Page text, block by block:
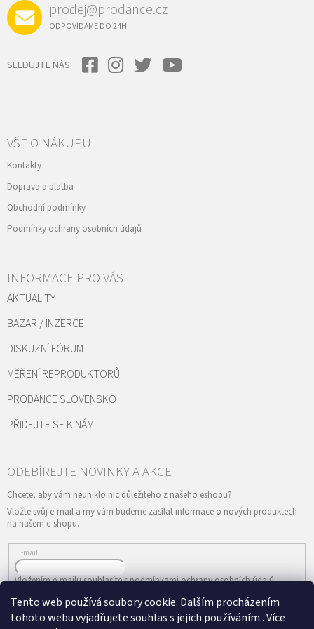
Tento web používá soubory cookie. Dalším procházením
tohoto webu vyjadřujete souhlas s jejich používáním.. Více
prodej@prodance.cz
ODPOVÍDÁME DO 24H
SLEDUJTE NÁS:
VŠE O NÁKUPU
Kontakty
Doprava a platba
Obchodní podmínky
Podmínky ochrany osobních údajů
INFORMACE PRO VÁS
AKTUALITY
BAZAR / INZERCE
DISKUZNÍ FÓRUM
MĚŘENÍ REPRODUKTORŮ
PRODANCE SLOVENSKO
PŘIDEJTE SE K NÁM
Vložte svůj e-mail a my vám budeme zasílat informace o nových produktech
na našem e-shopu.
E-mail
Vložením e-mailu souhlasíte spodmínkami ochrany osobních údajů
PŘIHLÁSIT SE